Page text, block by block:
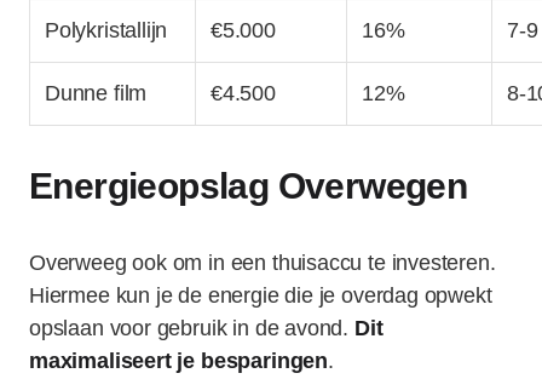
Polykristallijn €5.000 16% 7-
Dunne film €4.500 12% 8-
Energieopslag Overwegen
Overweeg ook om in een thuisaccu te investeren.
Hiermee kun je de energie die je overdag opwekt
opslaan voor gebruik in de avond. Dit
maximaliseert je besparingen.